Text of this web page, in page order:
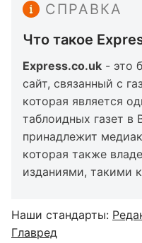
СПРАВКА
Что такое
Express.co.uk - это
сайт, связанный с
которая является
таблоидных газет в
принадлежит
которая также
изданиями, такими
Наши стандарты:
Главред